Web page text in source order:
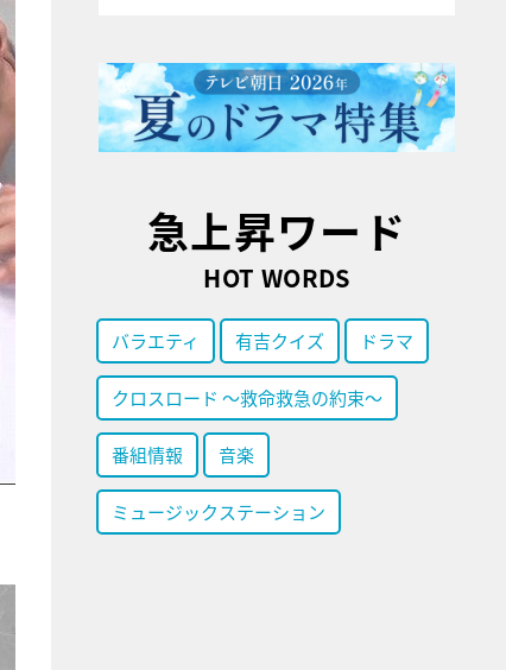
急上昇ワード
HOT WORDS
バラエティ 有吉クイズ ドラマ
クロスロード ～救命救急の約束～
番組情報 音楽
ミュージックステーション